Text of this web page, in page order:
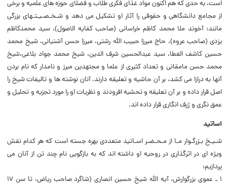
است، به حدی که هم اکنون مواد غذای فکری طلاب و فضلای حوزه های علمیه و برخی
از مجامع دانشگاهی و حقوقی را آثار او تشکیل می دهد و شـخـصـیـتـهای بزرگی
مانند: آخوند ملا محمد کاظم خراسانی (صاحب کفایه الاصول)، سید محمدکاظم
یزدی (صاحب عروه)، حاج میرزا حبیب اللّه رشتی، میرزا حسن آشتیانی، شیخ ‌محمد
حسین کاشف الغطا، سید عبدالحسین شرف الدین، شیخ محمد جواد بلاغی،شیخ
محمد حسن مامقانی و تعداد کثیری از علما و مجتهدین مبرز و نامدار که نام بردن
آنها به درازا می کشد، بر آن حاشیه و تعلیقه دارند. آنان نوشته ها و تالیفات شیخ را
اصل قرار داده و بر آن تعلیقه و تحشیه افرودند و نظریات او را مورد تجزیه و تحلیل و
عمق نگری و ژرف انگاری قرار داده اند.
اساتید
شـیـخ بـزرگـوار مـا از مـحـضـر اسـاتید متعددی بهره جسته است که هر کدام نقش
ویژه ای در اثرگذاری در روحیه او داشته اند که به بازگویی نام چند تن از آنان می
پردازیم:
۱ ـ عموی بزرگوارش، آیه اللّه شیخ حسین انصاری (شاگرد صاحب ریاض، تا سن ۱۷